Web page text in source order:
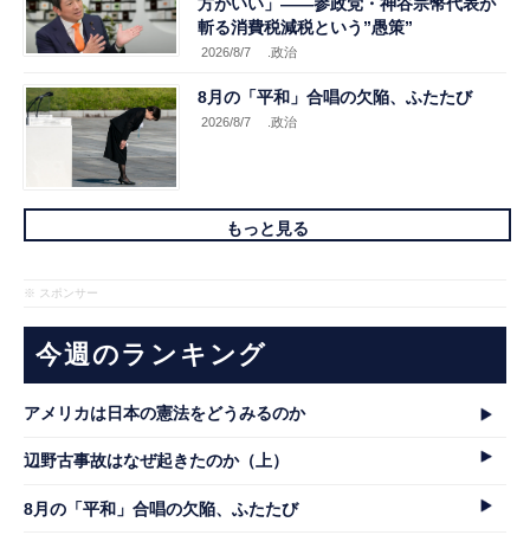
斬る消費税減税という”愚策”
2026/8/7 .政治
8月の「平和」合唱の欠陥、ふたたび
2026/8/7 .政治
もっと見る
※ スポンサー
今週のランキング
アメリカは日本の憲法をどうみるのか
辺野古事故はなぜ起きたのか（上）
8月の「平和」合唱の欠陥、ふたたび